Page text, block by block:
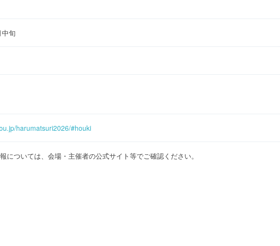
旬
harumatsuri2026/#houki
ついては、会場・主催者の公式サイト等でご確認ください。